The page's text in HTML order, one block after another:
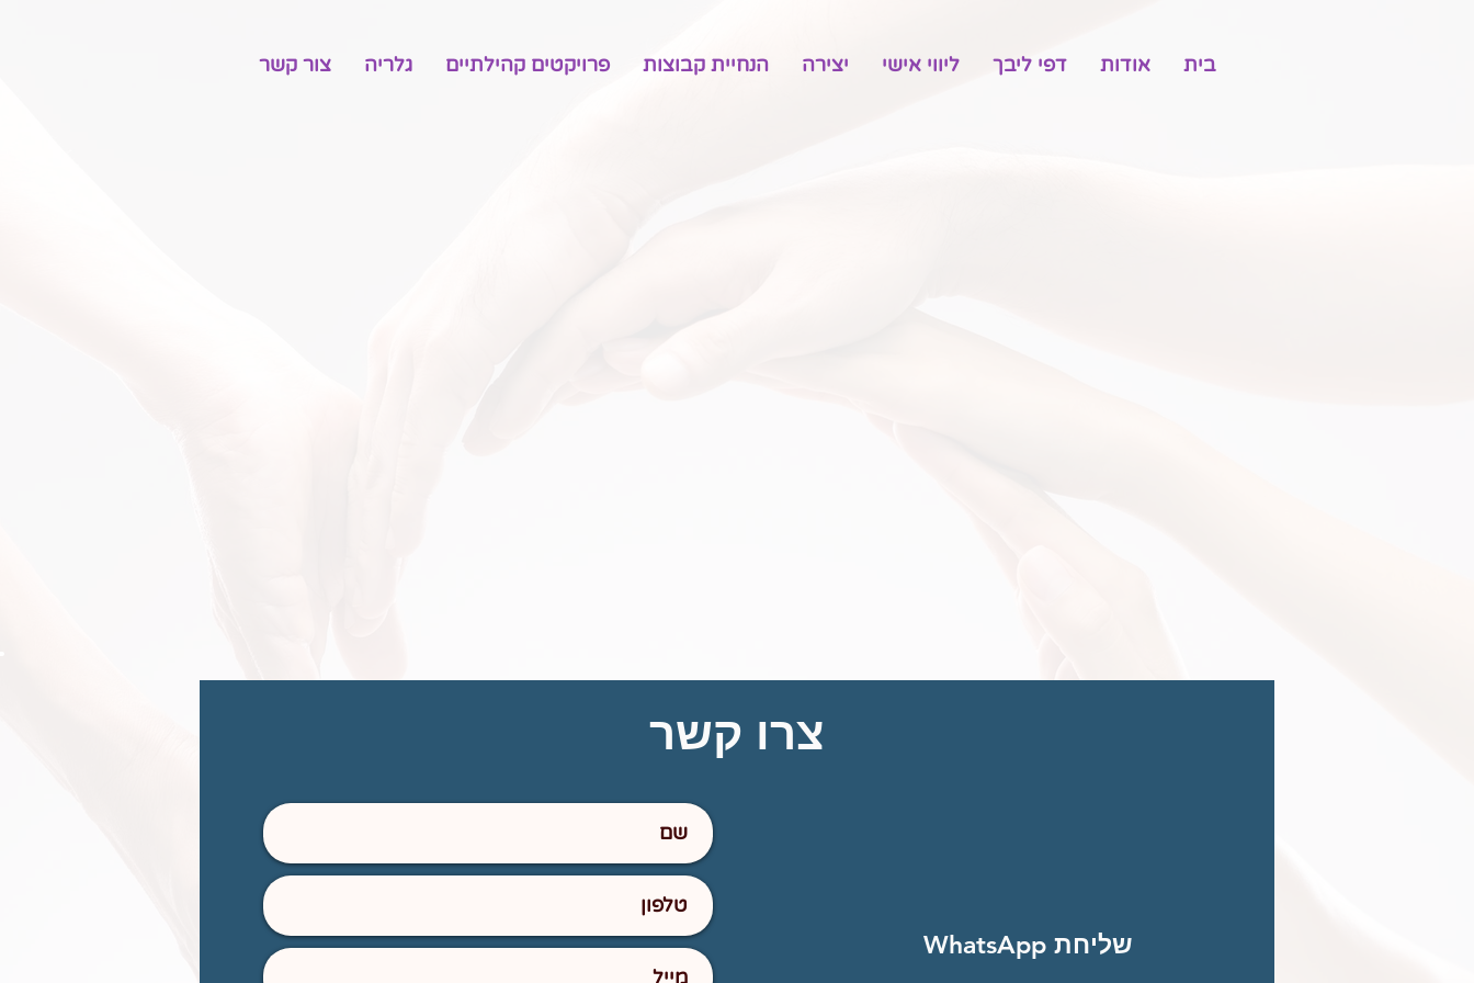
בית אודות דפי ליבך ליווי אישי יצירה הנחיית קבוצות פרויקטים קהילתיים גלריה צור קשר
צרו קשר
שליחת WhatsApp